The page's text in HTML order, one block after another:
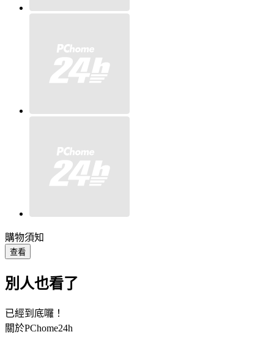
購物須知
查看
別人也看了
已經到底囉！
關於PChome24h